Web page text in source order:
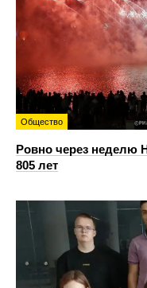
Общество
Ровно через неделю
805 лет